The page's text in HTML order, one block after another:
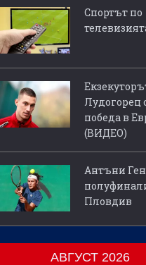
Спортът по
Лудогорец
победа в
(ВИДЕО)
Антъни
Пловдив
АВГУСТ 2026